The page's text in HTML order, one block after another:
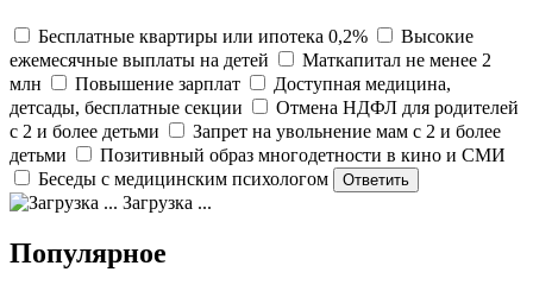
Бесплатные квартиры или ипотека 0,2%
Высокие
ежемесячные выплаты на детей
Маткапитал не менее 2
млн
Повышение зарплат
Доступная медицина,
детсады, бесплатные секции
Отмена НДФЛ для родителей
с 2 и более детьми
Запрет на увольнение мам с 2 и более
детьми
Позитивный образ многодетности в кино и СМИ
Беседы с медицинским психологом
Загрузка ...
Популярное